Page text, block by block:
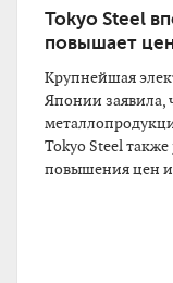
Tokyo Steel
повышает
Крупнейшая
Японии заявила,
Tokyo Steel
повышения цен